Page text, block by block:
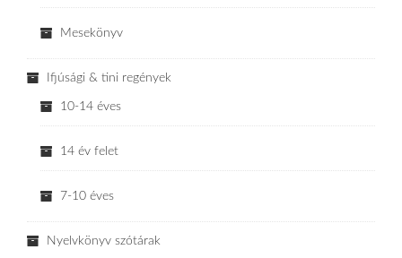
Mesekönyv
Ifjúsági & tini regények
10-14 éves
14 év felet
7-10 éves
Nyelvkönyv szótárak